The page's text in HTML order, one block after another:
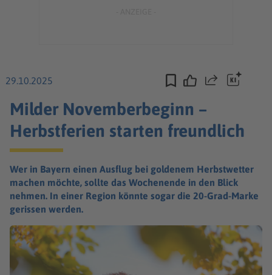
29.10.2025 Teilen
Milder Novemberbeginn –
Herbstferien starten freundlich
Wer in Bayern einen Ausflug bei goldenem Herbstwetter
machen möchte, sollte das Wochenende in den Blick
nehmen. In einer Region könnte sogar die 20-Grad-Marke
gerissen werden.